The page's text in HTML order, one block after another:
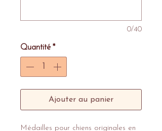
0/40
Quantité *
Ajouter au panier
Médailles pour chiens originales en